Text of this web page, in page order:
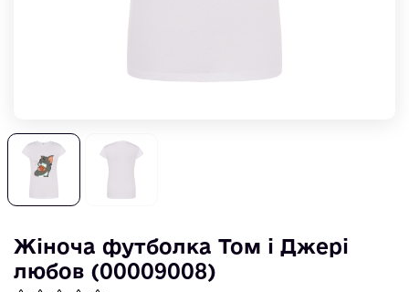
Жіноча футболка Том і Джері
любов (00009008)